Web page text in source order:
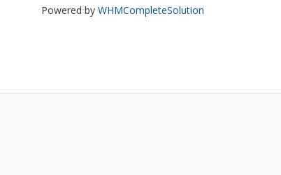
Powered by WHMCompleteSolution